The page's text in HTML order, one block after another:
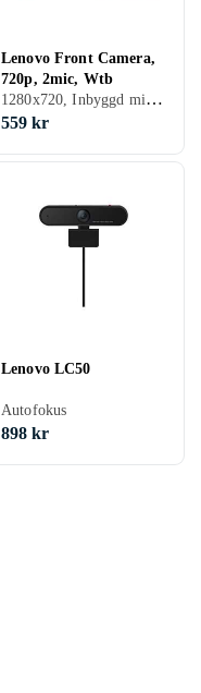
Lenovo Front Camera,
720p, 2mic, Wtb
1280x720, Inbyggd mikrofon, Autofokus
559 kr
Lenovo LC50
Autofokus
898 kr